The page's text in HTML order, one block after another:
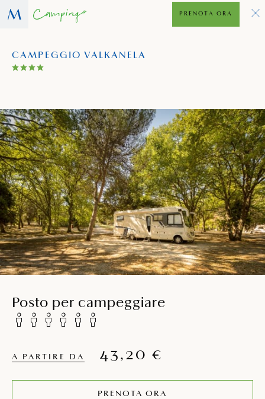
CAMPEGGIO VALKANELA
PRENOTA ORA
Posto per campeggiare
A PARTIRE DA 43,20 €
PRENOTA ORA